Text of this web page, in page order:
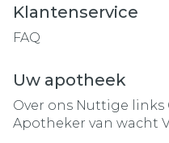
Klantenservice
FAQ
Uw apotheek
Over ons Nuttige links
Apotheker van wacht